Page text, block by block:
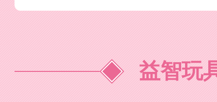
益智玩